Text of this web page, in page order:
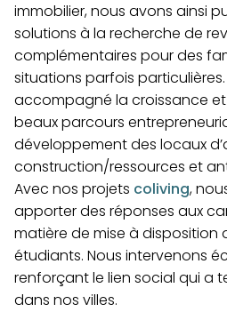
immobilier, nous avons ainsi
solutions à la recherche de
complémentaires pour des
situations parfois
accompagné la croissance et
beaux parcours
développement des locaux
construction/ressources et
Avec nos projets coliving,
apporter des réponses aux
matière de mise à disposition
étudiants. Nous intervenons
renforçant le lien social qui a
dans nos villes.